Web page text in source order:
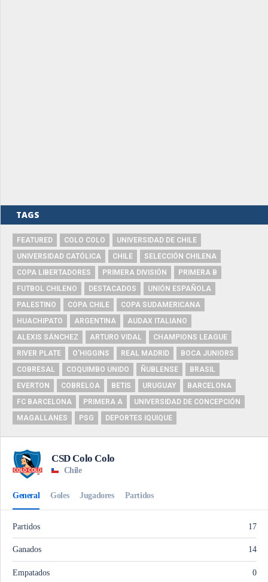
TAGS
FEATURED COLO COLO
UNIVERSIDAD DE CHILE
UNIVERSIDAD CATÓLICA
CHILE
SELECCIÓN CHILENA
COPA LIBERTADORES
PRIMERA DIVISIÓN
PRIMERA B
FUTBOL CHILENO
DESTACADOS
UNIÓN ESPAÑOLA
PALESTINO
COPA CHILE
COPA SUDAMERICANA
HUACHIPATO
ARGENTINA
AUDAX ITALIANO
ALEXIS SÁNCHEZ
ARTURO VIDAL
CHAMPIONS LEAGUE
RIVER PLATE
O'HIGGINS REAL MADRID
BOCA JUNIORS
COBRESAL
COQUIMBO UNIDO ÑUBLENSE
BRASIL
EVERTON
COBRELOA BETIS URUGUAY
BARCELONA
FC BARCELONA
PRIMERA A
UNIVERSIDAD DE CONCEPCIÓN
MAGALLANES
PSG DEPORTES IQUIQUE